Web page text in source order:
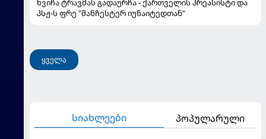
ხვიჩა ტრავმას გადაურჩა - ქართველის პრეასისტი და
პსჟ-ს ფრე "მანჩესტერ იუნაიტედთან"
ყველა
სიახლეები პოპულარული